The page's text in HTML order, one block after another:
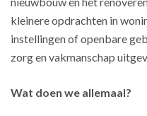
kleinere opdrachten in
instellingen of openbare
zorg en vakmanschap
Wat doen we allemaal?